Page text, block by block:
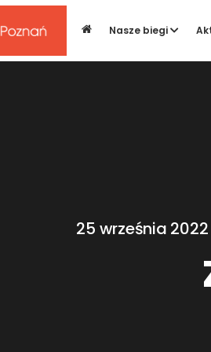
StronaNasze biegi
25 września